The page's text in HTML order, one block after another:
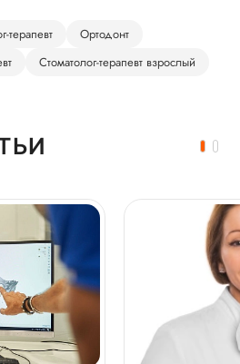
терапевт
Ортодонт
Стоматолог-терапевт взрослый